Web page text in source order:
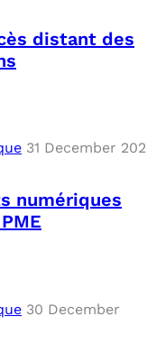
distant des
31 December
numériques
30 December